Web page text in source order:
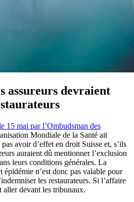
assureurs devraient
15 mai par l’Ombudsman des
Mondiale de la Santé ait
avoir d’effet en droit Suisse et, s’ils
auraient dû mentionner l’exclusion
leurs conditions générales. La
épidémie n’est donc pas valable pour
les restaurateurs. Si l’affaire
aller devant les tribunaux.